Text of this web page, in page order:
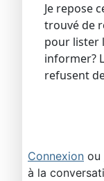
Je repose
trouvé de
pour lister
informer?
refusent
Connexion ou
à la